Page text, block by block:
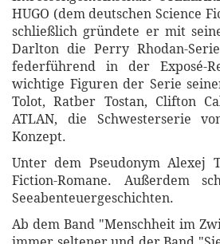
HUGO (dem deutschen Science
schließlich gründete er mit
Darlton die Perry Rhodan-
federführend in der Exposé-
wichtige Figuren der Serie
Tolot, Ratber Tostan, Clifton
ATLAN, die Schwesterserie
Konzept.
Unter dem Pseudonym Alexej
Fiction-Romane. Außerdem
Seeabenteuergeschichten.
Ab dem Band "Menschheit im